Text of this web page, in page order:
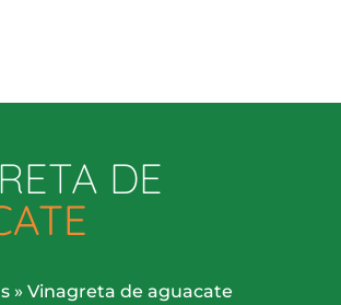
DE
» Vinagreta de aguacate